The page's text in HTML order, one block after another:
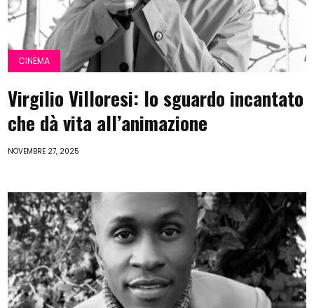
CINEMA
Virgilio Villoresi: lo sguardo incantato
che dà vita all’animazione
NOVEMBRE 27, 2025